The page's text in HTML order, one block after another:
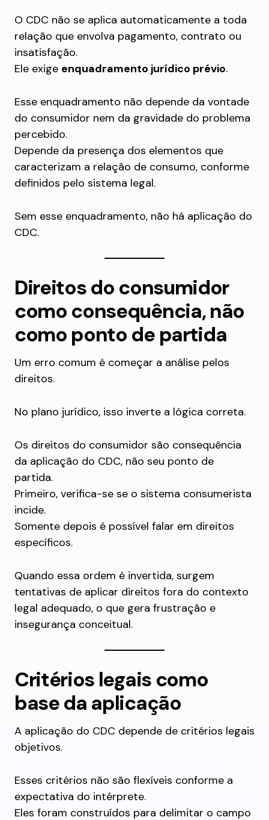
O CDC não se aplica automaticamente a toda
relação que envolva pagamento, contrato ou
insatisfação.
Ele exige enquadramento jurídico prévio.
Esse enquadramento não depende da vontade
do consumidor nem da gravidade do problema
percebido.
Depende da presença dos elementos que
caracterizam a relação de consumo, conforme
definidos pelo sistema legal.
Sem esse enquadramento, não há aplicação do
CDC.
Direitos do consumidor
como consequência, não
como ponto de partida
Um erro comum é começar a análise pelos
direitos.
No plano jurídico, isso inverte a lógica correta.
Os direitos do consumidor são consequência
da aplicação do CDC, não seu ponto de
partida.
Primeiro, verifica-se se o sistema consumerista
incide.
Somente depois é possível falar em direitos
específicos.
Quando essa ordem é invertida, surgem
tentativas de aplicar direitos fora do contexto
legal adequado, o que gera frustração e
insegurança conceitual.
Critérios legais como
base da aplicação
A aplicação do CDC depende de critérios legais
objetivos.
Esses critérios não são flexíveis conforme a
expectativa do intérprete.
Eles foram construídos para delimitar o campo